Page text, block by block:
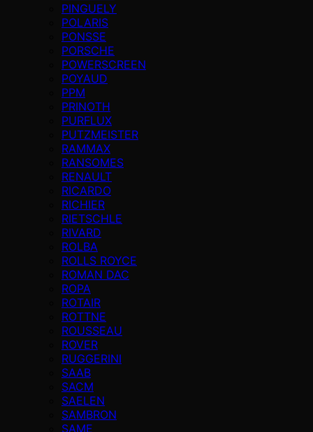
PINGUELY
POLARIS
PONSSE
PORSCHE
POWERSCREEN
POYAUD
PPM
PRINOTH
PURFLUX
PUTZMEISTER
RAMMAX
RANSOMES
RENAULT
RICARDO
RICHIER
RIETSCHLE
RIVARD
ROLBA
ROLLS ROYCE
ROMAN DAC
ROPA
ROTAIR
ROTTNE
ROUSSEAU
ROVER
RUGGERINI
SAAB
SACM
SAELEN
SAMBRON
SAME